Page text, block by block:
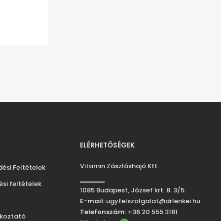
Feltételek
feltételek
ELÉRHETŐSÉGEK
Vitamin Zászlóshajó Kft.
1085 Budapest, József krt. 8. 3/5.
E-mail: ugyfelszolgalat@drlenkei.hu
Telefonszám: +36 20 555 3181